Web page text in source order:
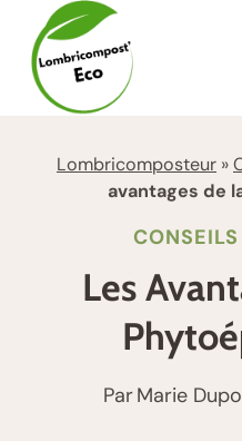
contenu
Lombricomposteur »
avantages de
Les
ParMarie